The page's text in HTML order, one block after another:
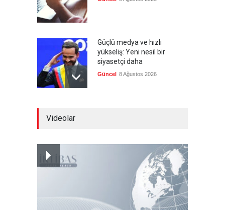
Güçlü medya ve hızlı
yükseliş: Yeni nesil bir
siyasetçi daha
Güncel 8 Ağustos 2026
Kolombiya, solcu Petro'nun
yerine aşırı sağcı Espriella'yı
Güncel 8 Ağustos 2026
Videolar